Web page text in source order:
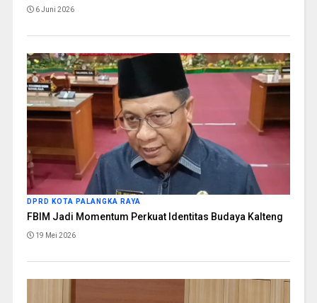
6 Juni 2026
DPRD KOTA PALANGKA RAYA
FBIM Jadi Momentum Perkuat Identitas Budaya Kalteng
19 Mei 2026